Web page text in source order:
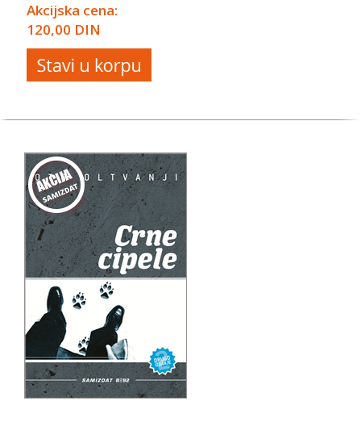
Akcijska cena:
120,00 DIN